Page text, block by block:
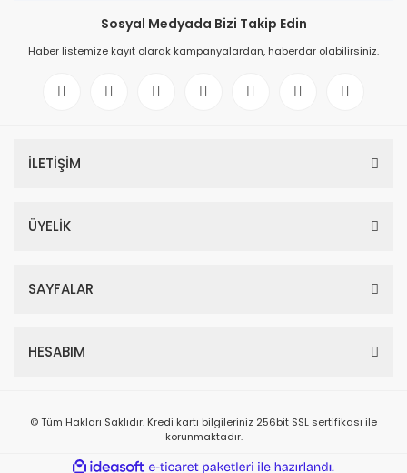
Sosyal Medyada Bizi Takip Edin
Haber listemize kayıt olarak kampanyalardan, haberdar olabilirsiniz.
İLETİŞİM
ÜYELİK
SAYFALAR
HESABIM
© Tüm Hakları Saklıdır. Kredi kartı bilgileriniz 256bit SSL sertifikası ile
korunmaktadır.
ideasoft e-